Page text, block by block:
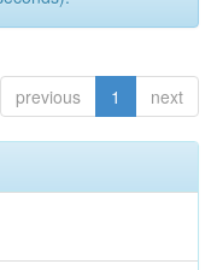
previous 1 next